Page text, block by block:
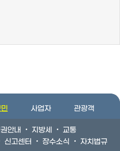
사업자 관광객
안내 지방세
교통
신고센터 장수소식 자치법규